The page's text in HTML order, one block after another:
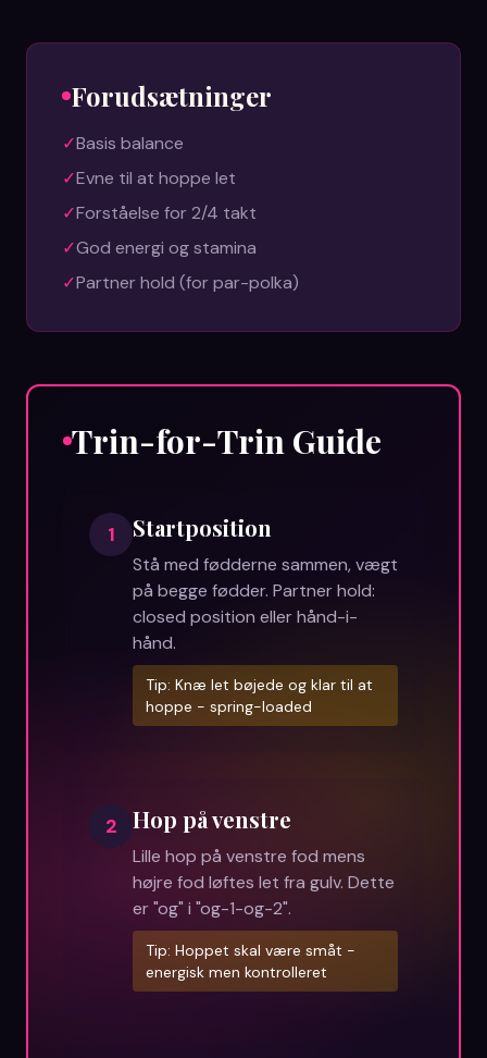
Forudsætninger
✓Basis balance
✓Evne til at hoppe let
✓Forståelse for 2/4 takt
✓God energi og stamina
✓Partner hold (for par-polka)
Trin-for-Trin Guide
1 Startposition
Stå med fødderne sammen, vægt
på begge fødder. Partner hold:
closed position eller hånd-i-
hånd.
Tip: Knæ let bøjede og klar til at
hoppe - spring-loaded
2 Hop på venstre
Lille hop på venstre fod mens
højre fod løftes let fra gulv. Dette
er "og" i "og-1-og-2".
Tip: Hoppet skal være småt -
energisk men kontrolleret